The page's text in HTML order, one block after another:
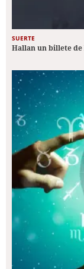
SUERTE
Hallan un billete